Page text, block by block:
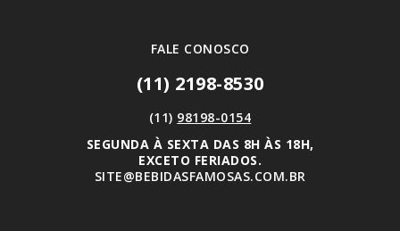
FALE CONOSCO
(11) 2198-8530
(11) 98198-0154
SEGUNDA À SEXTA DAS 8H ÀS 18H,
EXCETO FERIADOS.
SITE@BEBIDASFAMOSAS.COM.BR